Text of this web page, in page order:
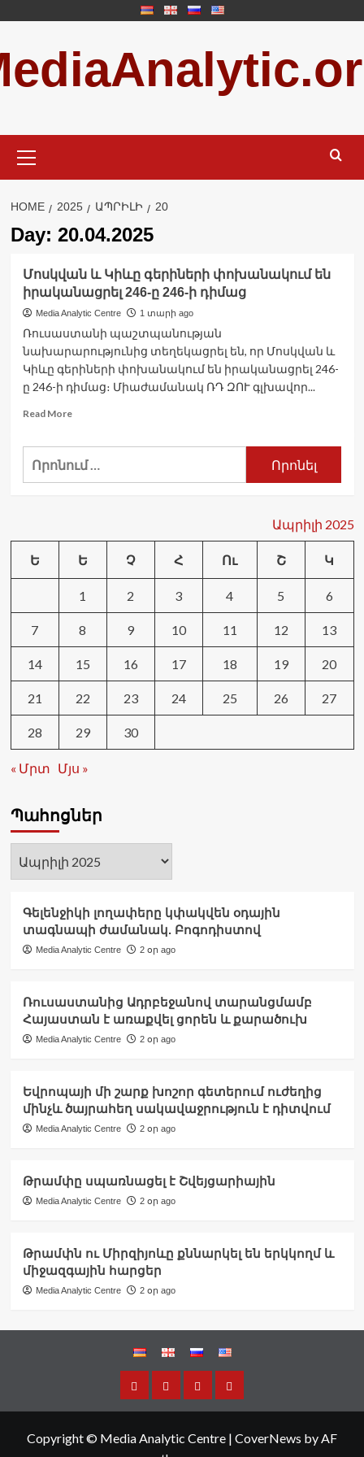
content
Menu
HOME 2025 ԱՊՐԻԼԻ 20
Day: 20.04.2025
Մոսկվան և Կիևը գերիների փոխանակում են
իրականացրել 246-ը 246-ի դիմաց
Media Analytic Centre 1 տարի ago
Ռուսաստանի պաշտպանության
նախարարությունից տեղեկացրել են, որ Մոսկվան և
Կիևը գերիների փոխանակում են իրականացրել 246-
ը 246-ի դիմաց։ Միաժամանակ ՌԴ ԶՈՒ գլխավոր...
Read MoreRead
Մոսկվան
և
246-
ը
246-
ի
դիմաց
Որոնել՝
Ապրիլի 2025
Ե Ե Չ Հ Ու Շ Կ
1 2 3 4 5 6
7 8 9 10 11 12 13
14 15 16 17 18 19 20
21 22 23 24 25 26 27
28 29 30
« Մրտ Մյս »
Պահոցներ
Պահոցներ
Գելենջիկի լողափերը կփակվեն օդային
տագնապի ժամանակ. Բոգոդիստով
Media Analytic Centre 2 օր ago
Ռուսաստանից Ադրբեջանով տարանցմամբ
Հայաստան է առաքվել ցորեն և քարածուխ
Media Analytic Centre 2 օր ago
Եվրոպայի մի շարք խոշոր գետերում ուժեղից
մինչև ծայրահեղ սակավաջրություն է դիտվում
Media Analytic Centre 2 օր ago
Թրամփը սպառնացել է Շվեյցարիային
Media Analytic Centre 2 օր ago
Թրամփն ու Միրզիյոևը քննարկել են երկկողմ և
միջազգային հարցեր
Media Analytic Centre 2 օր ago
Copyright © Media Analytic Centre | CoverNews by AF